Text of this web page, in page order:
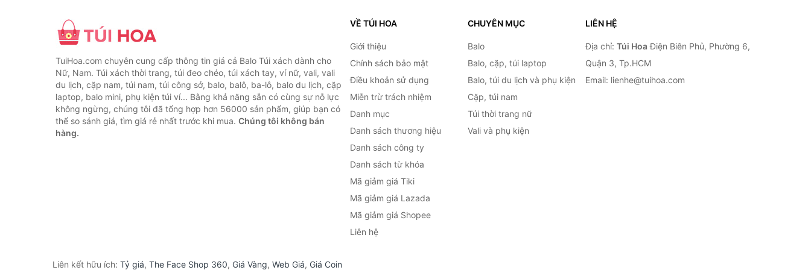
TuiHoa.com chuyên cung cấp thông tin giá cả Balo Túi xách dành cho
Nữ, Nam. Túi xách thời trang, túi đeo chéo, túi xách tay, ví nữ, vali, vali
du lịch, cặp nam, túi nam, túi công sở, balo, balô, ba-lô, balo du lịch, cặp
laptop, balo mini, phụ kiện túi ví... Bằng khả năng sẵn có cùng sự nỗ lực
không ngừng, chúng tôi đã tổng hợp hơn 56000 sản phẩm, giúp bạn có
thể so sánh giá, tìm giá rẻ nhất trước khi mua. Chúng tôi không bán
hàng.
VỀ TÚI HOA
Giới thiệu
Chính sách bảo mật
Điều khoản sử dụng
Miễn trừ trách nhiệm
Danh mục
Danh sách thương hiệu
Danh sách công ty
Danh sách từ khóa
Mã giảm giá Tiki
Mã giảm giá Lazada
Mã giảm giá Shopee
Liên hệ
CHUYÊN MỤC
Balo
Balo, cặp, túi laptop
Balo, túi du lịch và phụ kiện
Cặp, túi nam
Túi thời trang nữ
Vali và phụ kiện
LIÊN HỆ
Địa chỉ: Túi HoaĐiện Biên Phủ, Phường 6,
Quận 3, Tp.HCM
Email: lienhe@tuihoa.com
Liên kết hữu ích: Tỷ giá, The Face Shop 360, Giá Vàng, Web Giá, Giá Coin